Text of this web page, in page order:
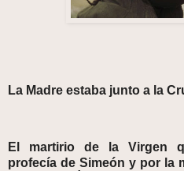
La Madre estaba junto a la
El martirio de la Virgen
profecía de Simeón y por la